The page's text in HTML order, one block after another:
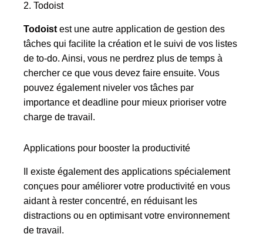
2. Todoist
Todoist est une autre application de gestion des
tâches qui facilite la création et le suivi de vos listes
de to-do. Ainsi, vous ne perdrez plus de temps à
chercher ce que vous devez faire ensuite. Vous
pouvez également niveler vos tâches par
importance et deadline pour mieux prioriser votre
charge de travail.
Applications pour booster la productivité
Il existe également des applications spécialement
conçues pour améliorer votre productivité en vous
aidant à rester concentré, en réduisant les
distractions ou en optimisant votre environnement
de travail.